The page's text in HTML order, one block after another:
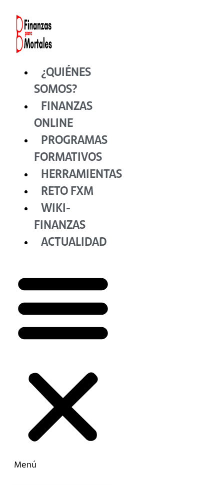
contenido
¿QUIÉNES
SOMOS?
FINANZAS
ONLINE
PROGRAMAS
FORMATIVOS
HERRAMIENTAS
RETO FXM
WIKI-
FINANZAS
ACTUALIDAD
Menú